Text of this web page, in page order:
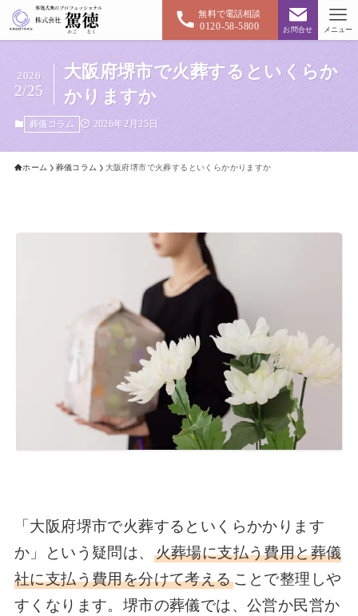
無料で電話相談
0120-58-5800 お問合せ メニュー
大阪府堺市で火葬するといくらか
かりますか
2026
2/25
葬儀コラム 2026年2月25日
ホーム 葬儀コラム 大阪府堺市で火葬するといくらかかりますか
「大阪府堺市で火葬するといくらかかります
か」という疑問は、 火葬場に支払う費用と葬儀
社に支払う費用を分けて考えることで整理しや
すくなります。堺市の葬儀では、公営か民営か